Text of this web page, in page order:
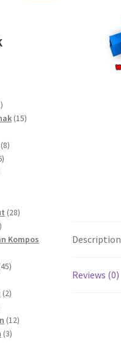
Description
Reviews (0)
31
products
1515
88
46
2828
Kompos
4545
22
1212
33